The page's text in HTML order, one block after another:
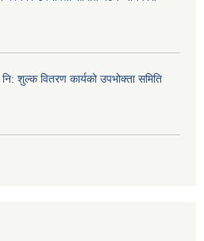
शुल्क वितरण कार्यको उपभोक्ता समिति